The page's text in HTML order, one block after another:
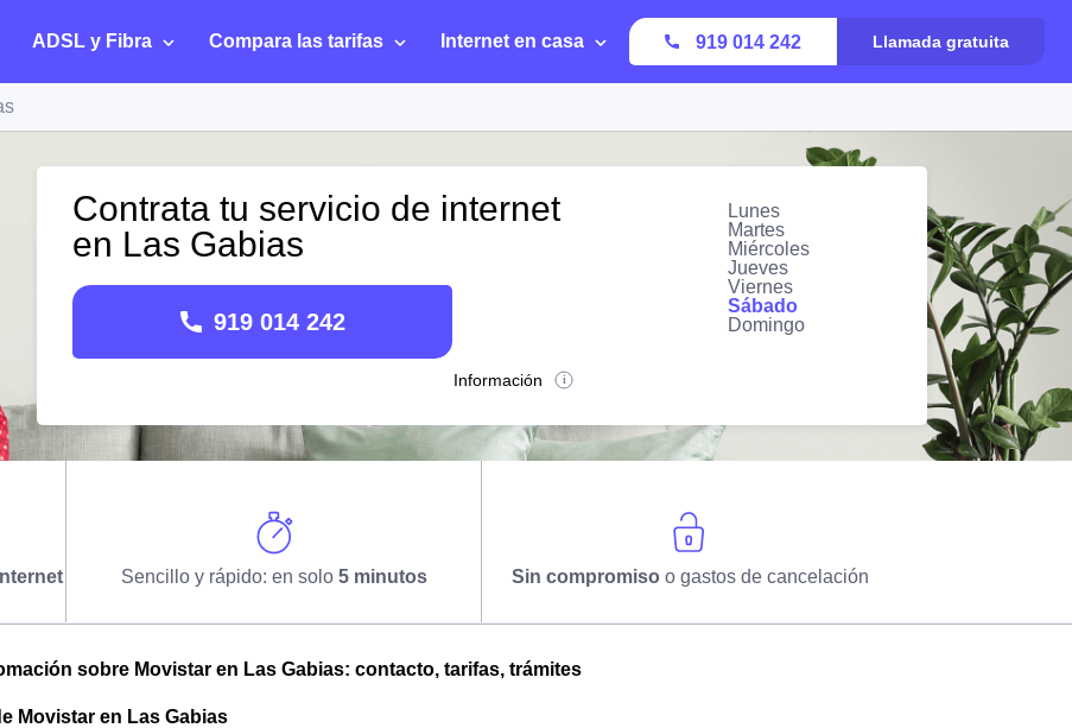
ADSL y Fibra Compara las tarifas Internet en casa 919 014 242 Llamada gratuita
Contrata tu servicio de internet
en Las Gabias
919 014 242
Información
Lunes
Martes
Miércoles
Jueves
Viernes
Sábado
Domingo
Sencillo y rápido: en solo 5 minutos Sin compromiso o gastos de cancelación
sobre Movistar en Las Gabias: contacto, tarifas, trámites
Movistar en Las Gabias